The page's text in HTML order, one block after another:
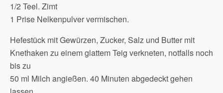
1/2 Teel. Zimt
1 Prise Nelkenpulver vermischen.
Hefestück mit Gewürzen, Zucker, Salz und Butter mit
Knethaken zu einem glattem Teig verkneten, notfalls noch
bis zu
50 ml Milch angießen. 40 Minuten abgedeckt gehen